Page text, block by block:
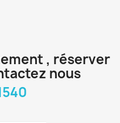
, réserver
nous